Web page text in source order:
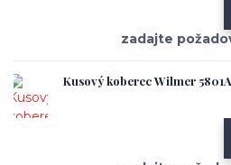
Kusový koberec Wilmer